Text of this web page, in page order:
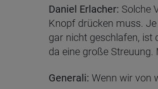
Daniel Erlacher: Solche
Knopf drücken muss.
gar nicht geschlafen, ist
da eine große
Generali: Wenn wir von